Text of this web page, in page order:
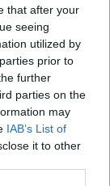
that after your
seeing
utilized by
prior to
further
parties on the
may
IAB’s List of
it to other
σε
θέση (και
όταν σε